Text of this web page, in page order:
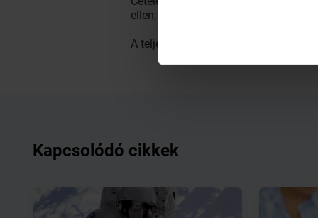
ellen, mind hitelezési politikájával,
A teljes tanulmány letölthető:
Kapcsolódó cikkek